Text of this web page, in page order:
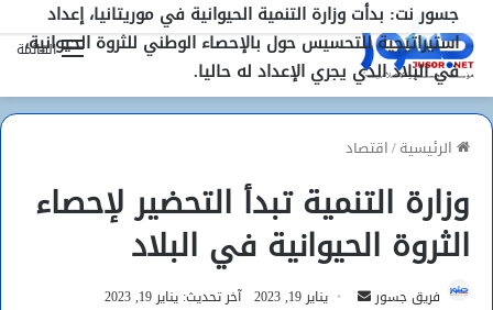
القائمة
الرئيسية/اقتصاد
وزارة التنمية تبدأ التحضير لإحصاء
الثروة الحيوانية في البلاد
فريق جسور
أرسل يناير 19, 2023 آخر تحديث: يناير 19, 2023
جسور نت: بدأت وزارة التنمية الحيوانية في موريتانيا، إعداد
استيراتيجية للتحسيس حول بالإحصاء الوطني للثروة الحيوانية،
في البلاد الذي يجري الإعداد له حاليا.